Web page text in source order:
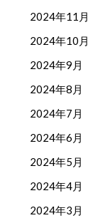
2024年11月
2024年10月
2024年9月
2024年8月
2024年7月
2024年6月
2024年5月
2024年4月
2024年3月